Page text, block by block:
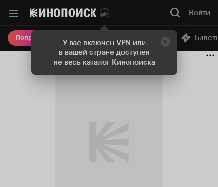
У вас включен VPN или
в вашей стране доступен
не весь каталог Кинопоиска
Войти
Попробовать Плюс Онлайн-кинотеатр